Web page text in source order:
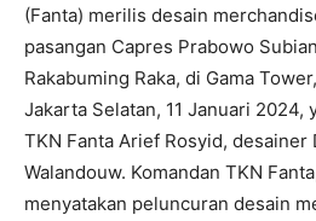
(Fanta) merilis desain
pasangan Capres Prabowo
Rakabuming Raka, di Gama
Jakarta Selatan, 11 Januari 2024,
TKN Fanta Arief Rosyid, desainer
Walandouw. Komandan TKN
menyatakan peluncuran desain